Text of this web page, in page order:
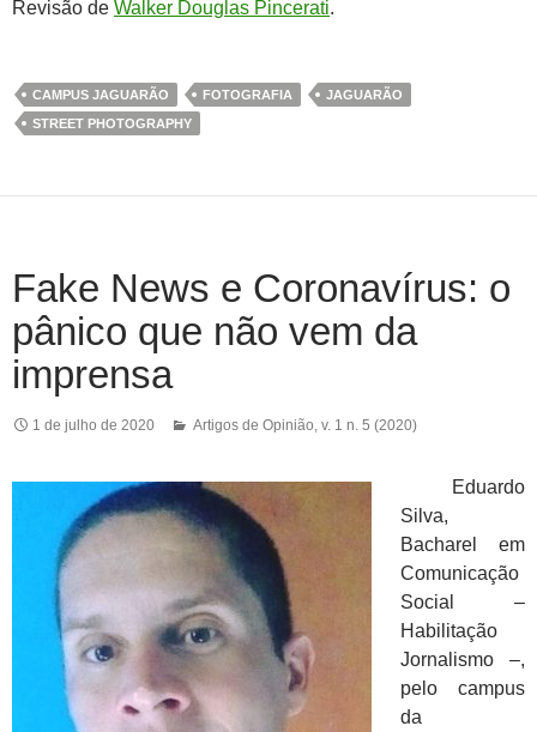
Revisão de Walker Douglas Pincerati.
CAMPUS JAGUARÃO FOTOGRAFIA
JAGUARÃO
STREET PHOTOGRAPHY
Fake News e Coronavírus: o
pânico que não vem da
imprensa
1 de julho de 2020 Artigos de Opinião, v. 1 n. 5 (2020)
Eduardo
Silva,
Bacharel em
Comunicação
Social –
Habilitação
Jornalismo –,
pelo campus
da